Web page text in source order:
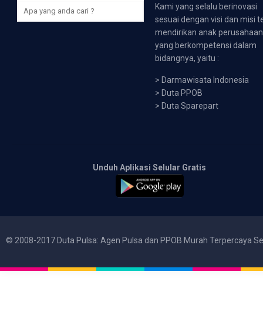
Kami yang selalu berinovasi
sesuai dengan visi dan misi
mendirikan anak perusahaan
yang berkompetensi dalam
bidangnya, yaitu :
> Darmawisata Indonesia
> Duta PPOB
> Duta Sparepart
Unduh Aplikasi Selular Gratis
© 2008-2017 Duta Pulsa: Agen Pulsa dan PPOB Murah Terpercaya